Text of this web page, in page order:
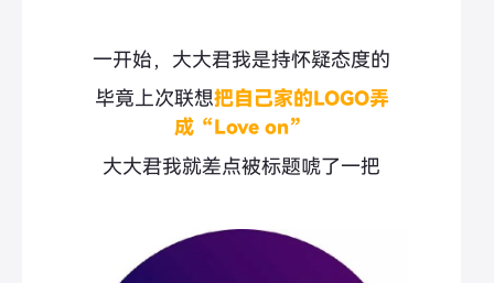
一开始，大大君我是持怀疑态度的
毕竟上次联想把自己家的LOGO弄
成 “Love on”
大大君我就差点被标题唬了一把